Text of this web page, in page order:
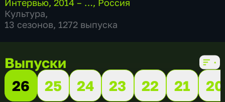
Интервью,2014 – …, Россия
Культура,
13 сезонов, 1272 выпуска
Выпуски
26
25 24 23 22 21
20